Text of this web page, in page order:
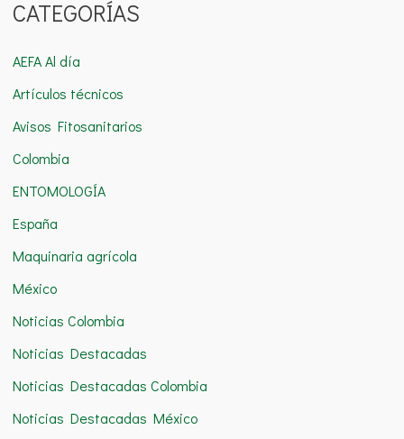
s
a
r
p
o
r
:
CATEGORÍAS
AEFA Al día
Artículos técnicos
Avisos Fitosanitarios
Colombia
ENTOMOLOGÍA
España
Maquinaria agrícola
México
Noticias Colombia
Noticias Destacadas
Noticias Destacadas Colombia
Noticias Destacadas México